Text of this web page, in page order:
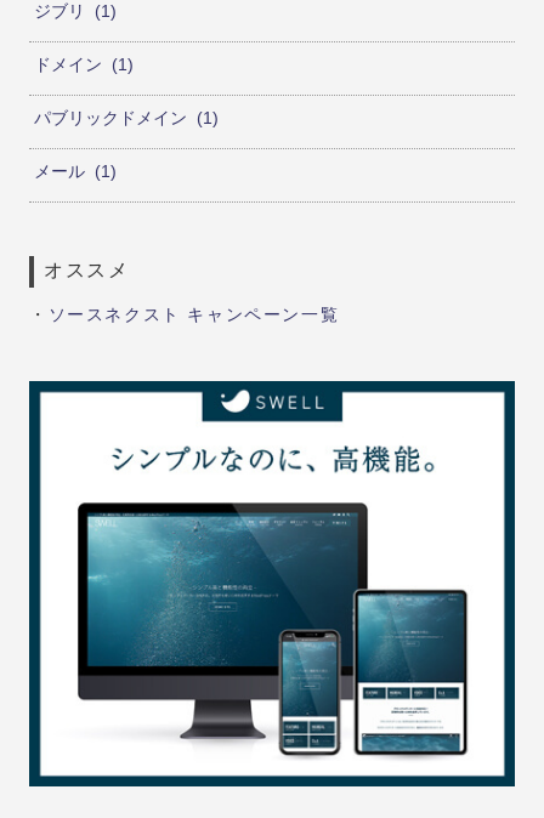
ジブリ 1
ドメイン 1
パブリックドメイン 1
メール 1
オススメ
・ ソースネクスト キャンペーン一覧